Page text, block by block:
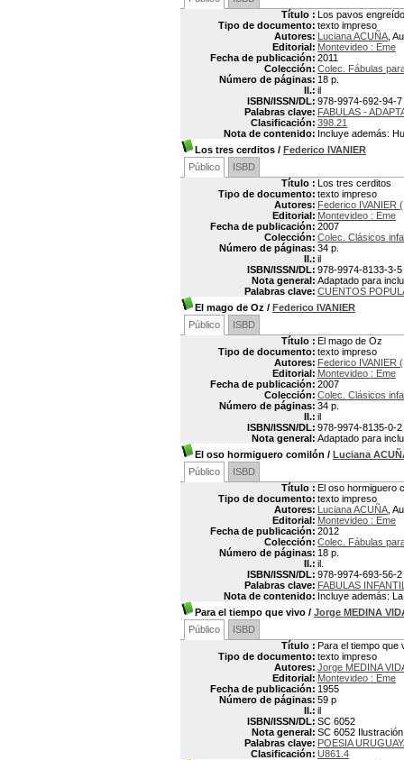
Título : Los pavos
Tipo de documento: texto impreso
Autores: Luciana ACUÑA ,
Editorial: Montevideo : Eme
Fecha de publicación: 2011
Colección: Colec. Fábulas
Número de páginas: 18 p.
Il.: il
ISBN/ISSN/DL: 978-9974-692-94-7
Palabras clave: FABULAS -
Clasificación: 398.21
Nota de contenido: Incluye además:
Los tres cerditos / Federico IVANIER
Público
ISBD
Título : Los tres cerditos
Tipo de documento: texto impreso
Autores: Federico IVANIER
Editorial: Montevideo : Eme
Fecha de publicación: 2007
Colección: Colec. Clásicos
Número de páginas: 34 p.
Il.: il
ISBN/ISSN/DL: 978-9974-8133-3-5
Nota general: Adaptado para
Palabras clave: CUENTOS
El mago de Oz / Federico IVANIER
Público
ISBD
Título : El mago de Oz
Tipo de documento: texto impreso
Autores: Federico IVANIER
Editorial: Montevideo : Eme
Fecha de publicación: 2007
Colección: Colec. Clásicos
Número de páginas: 34 p.
Il.: il
ISBN/ISSN/DL: 978-9974-8135-0-2
Nota general: Adaptado para
El oso hormiguero comilón / Luciana
Público
ISBD
Título : El oso hormiguero
Tipo de documento: texto impreso
Autores: Luciana ACUÑA ,
Editorial: Montevideo : Eme
Fecha de publicación: 2012
Colección: Colec. Fábulas
Número de páginas: 18 p.
Il.: il.
ISBN/ISSN/DL: 978-9974-693-56-2
Palabras clave: FABULAS
Nota de contenido: Incluye además:
Para el tiempo que vivo / Jorge MEDINA
Público
ISBD
Título : Para el tiempo que
Tipo de documento: texto impreso
Autores: Jorge MEDINA
Editorial: Montevideo : Eme
Fecha de publicación: 1955
Número de páginas: 59 p
Il.: il
ISBN/ISSN/DL: SC 6052
Nota general: SC 6052
Palabras clave: POESIA
Clasificación: U861.4